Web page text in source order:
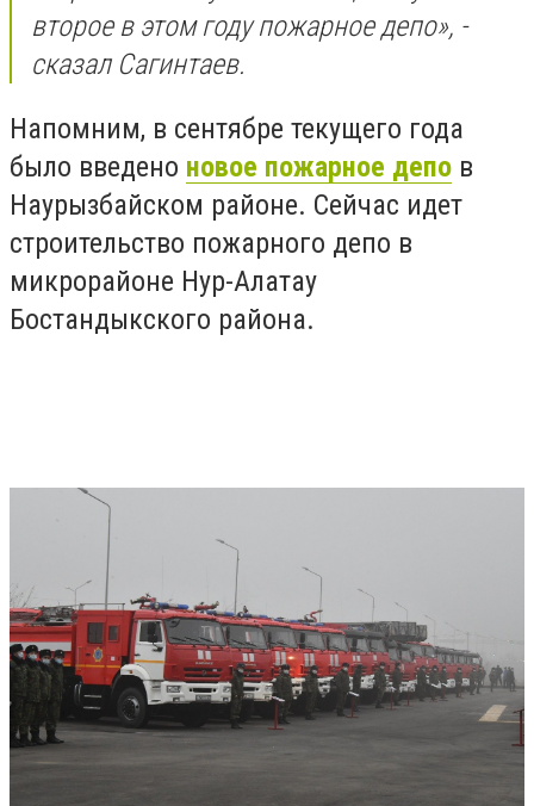
второе в этом году пожарное депо», -
сказал Сагинтаев.
Напомним, в сентябре текущего года
было введено новое пожарное депо в
Наурызбайском районе. Сейчас идет
строительство пожарного депо в
микрорайоне Нур-Алатау
Бостандыкского района.